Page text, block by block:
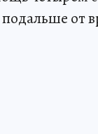
подальше от